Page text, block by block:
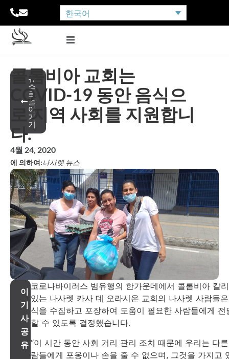
한국어
뉴
스
로
돌
아
가
기
콜롬비아 교회는
COVID-19 동안 음식으
로 지역 사회를 지원합니
다.
4월 24, 2020
에 의하여:나사렛 뉴스
이
기
사
공
유
코로나바이러스 범유행의 한가운데에서 콜롬비아 칼
있는 나사렛 카사 데 오라시온 교회의 나사렛 사람들
식을 수집하고 포장하여 도움이 필요한 사람들에게 전
할 수 있도록 결정했습니다.
“이 시간 동안 사회 거리 관리 조치 때문에 우리는 다
람들에게 포옹이나 손을 줄 수 없으며, 그것을 가지고